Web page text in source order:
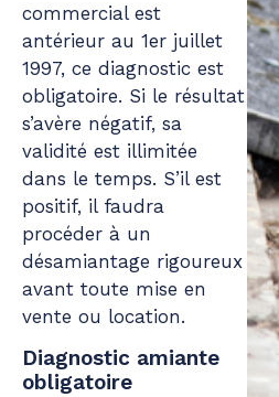
commercial est
antérieur au 1er juillet
1997, ce diagnostic est
obligatoire. Si le résultat
s’avère négatif, sa
validité est illimitée
dans le temps. S’il est
positif, il faudra
procéder à un
désamiantage rigoureux
avant toute mise en
vente ou location.
Diagnostic amiante
obligatoire